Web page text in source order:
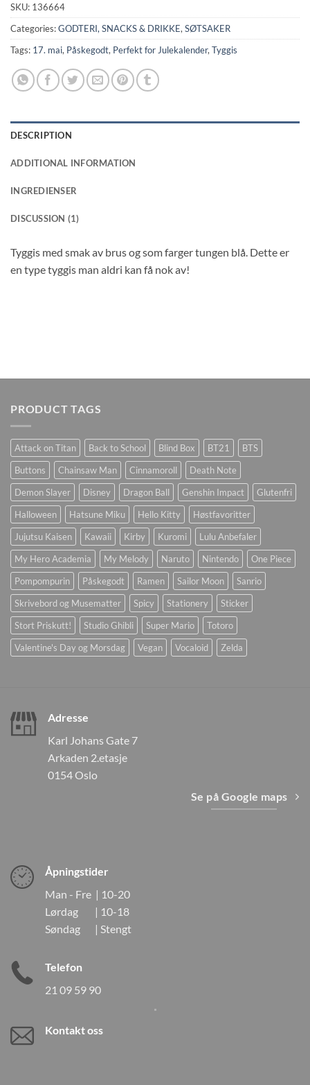
SKU: 136664
Categories:GODTERI, SNACKS & DRIKKE, SØTSAKER
Tags: 17. mai, Påskegodt, Perfekt for Julekalender, Tyggis
DESCRIPTION
ADDITIONAL INFORMATION
INGREDIENSER
DISCUSSION (1)
Tyggis med smak av brus og som farger tungen blå. Dette er
en type tyggis man aldri kan få nok av!
PRODUCT TAGS
Attack on Titan Back to School Blind Box BT21
BTS
Buttons
Chainsaw Man Cinnamoroll
Death Note
Demon Slayer
Disney Dragon Ball Genshin Impact
Glutenfri
Halloween
Hatsune Miku Hello Kitty
Høstfavoritter
Jujutsu Kaisen
Kawaii Kirby Kuromi
Lulu Anbefaler
My Hero Academia
My Melody Naruto Nintendo
One Piece
Pompompurin
Påskegodt Ramen Sailor Moon
Sanrio
Skrivebord og Musematter
Spicy Stationery
Sticker
Stort Priskutt!
Studio Ghibli Super Mario
Totoro
Valentine's Day og Morsdag
Vegan Vocaloid Zelda
Adresse
Karl Johans Gate 7
Arkaden 2.etasje
0154 Oslo
Se på Google maps
Åpningstider
Man - Fre | 10-20
Lørdag | 10-18
Søndag | Stengt
Telefon
21 09 59 90
Kontakt oss